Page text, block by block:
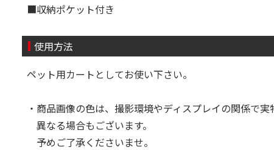
■収納ポケット付き
使用方法
ペット用カートとしてお使い下さい。
・商品画像の色は、撮影環境やディスプレイの関係で実
異なる場合もございます。
予めご了承くださいませ。